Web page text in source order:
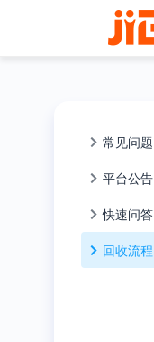
常见问题
平台公告
快速问答
回收流程